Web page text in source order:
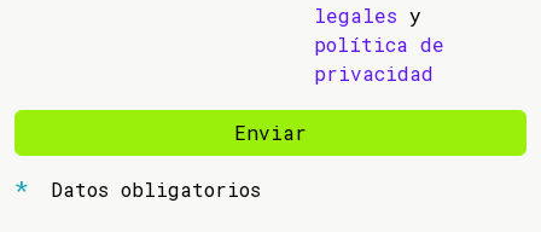
legales y
política de
privacidad
Enviar
Datos obligatorios